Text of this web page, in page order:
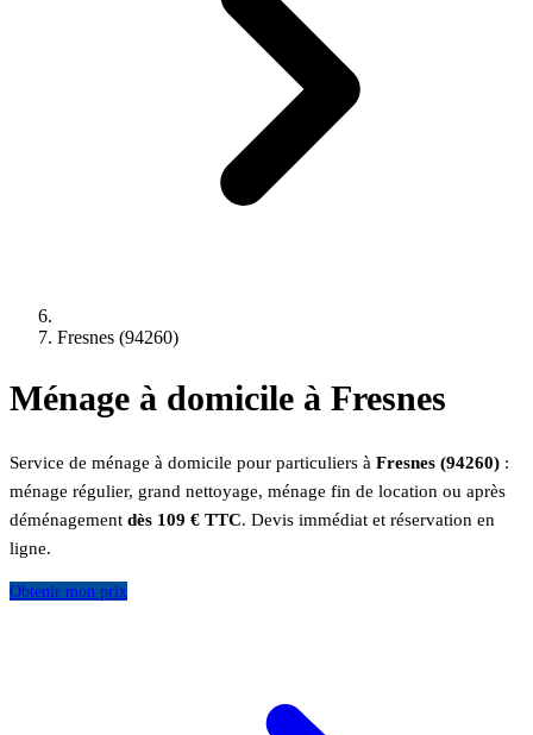
Fresnes (94260)
Ménage à domicile à Fresnes
Service de ménage à domicile pour particuliers à Fresnes (94260) :
ménage régulier, grand nettoyage, ménage fin de location ou après
déménagement dès 109 € TTC. Devis immédiat et réservation en
ligne.
Obtenir mon prix